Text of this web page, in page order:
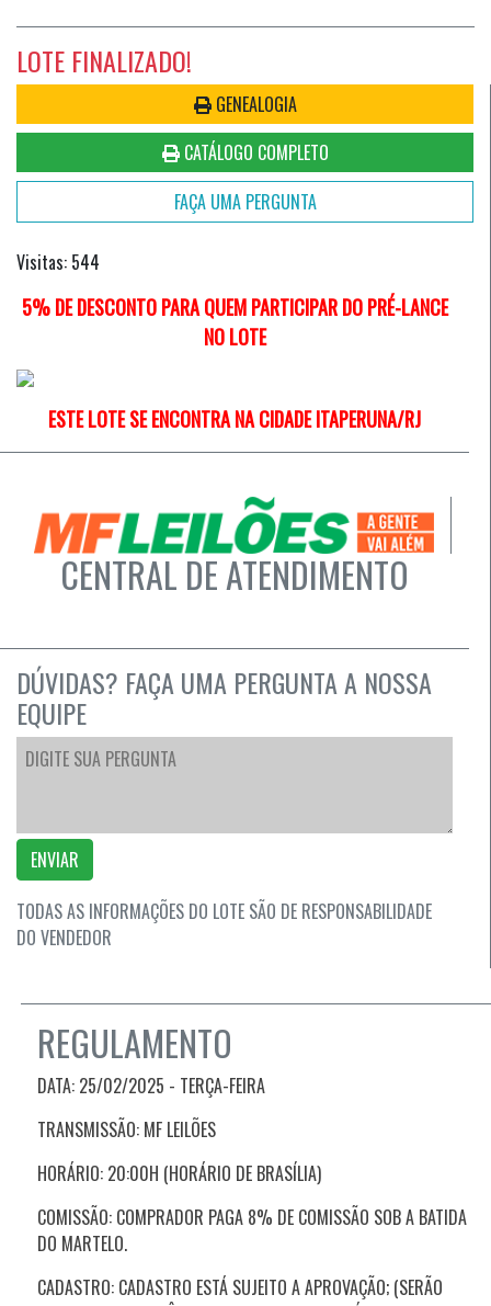
LOTE FINALIZADO!
GENEALOGIA
CATÁLOGO COMPLETO
FAÇA UMA PERGUNTA
Visitas: 544
5% DE DESCONTO PARA QUEM PARTICIPAR DO PRÉ-LANCE
NO LOTE
ESTE LOTE SE ENCONTRA NA CIDADE ITAPERUNA/RJ
CENTRAL DE ATENDIMENTO
DÚVIDAS? FAÇA UMA PERGUNTA A NOSSA
EQUIPE
ENVIAR
TODAS AS INFORMAÇÕES DO LOTE SÃO DE RESPONSABILIDADE
DO VENDEDOR
REGULAMENTO
DATA: 25/02/2025 - TERÇA-FEIRA
TRANSMISSÃO: MF LEILÕES
HORÁRIO: 20:00H (HORÁRIO DE BRASÍLIA)
COMISSÃO: COMPRADOR PAGA 8% DE COMISSÃO SOB A BATIDA
DO MARTELO.
CADASTRO: CADASTRO ESTÁ SUJEITO A APROVAÇÃO; (SERÃO